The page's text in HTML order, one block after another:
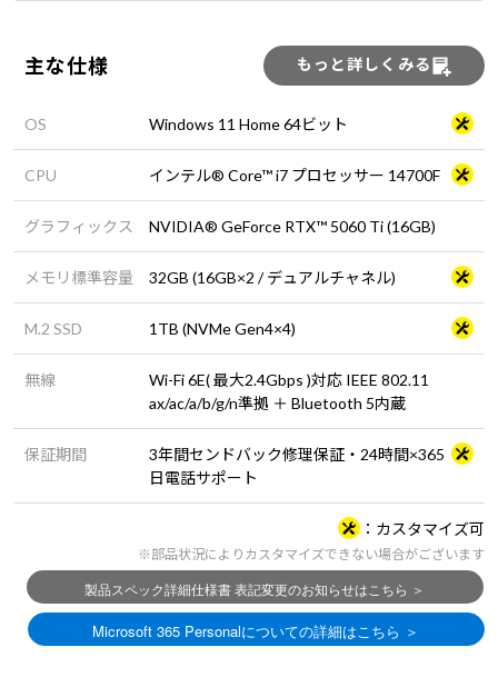
主な仕様 もっと詳しくみる
OS Windows 11 Home 64ビット
CPU インテル® Core™ i7 プロセッサー 14700F
グラフィックス NVIDIA® GeForce RTX™ 5060 Ti (16GB)
メモリ標準容量 32GB (16GB×2 / デュアルチャネル)
M.2 SSD 1TB (NVMe Gen4×4)
無線
Wi-Fi 6E( 最大2.4Gbps )対応 IEEE 802.11
ax/ac/a/b/g/n準拠 ＋ Bluetooth 5内蔵
保証期間
3年間センドバック修理保証・24時間×365
日電話サポート
カスタマイズ可
※部品状況によりカスタマイズできない場合がございます